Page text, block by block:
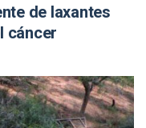
de laxantes
cáncer